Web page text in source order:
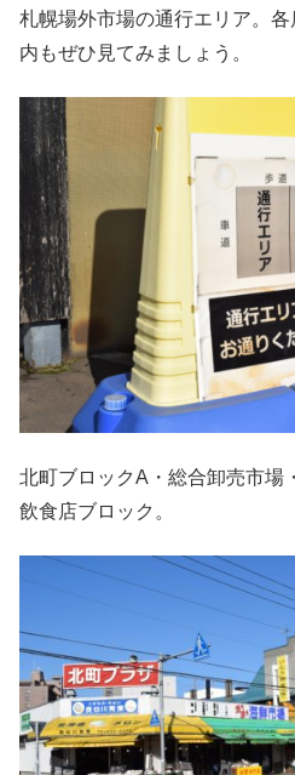
札幌場外市場の通行エリア。
内もぜひ見てみましょう。
北町ブロックA・総合卸売市場
飲食店ブロック。